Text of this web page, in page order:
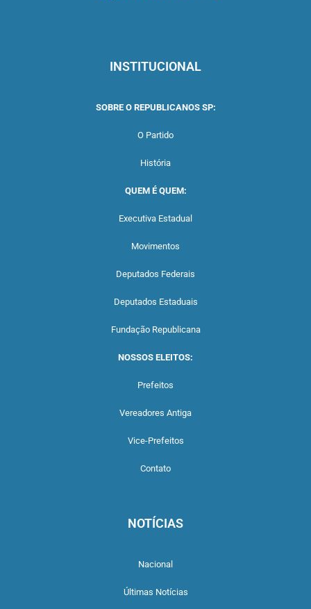
INSTITUCIONAL
SOBRE O REPUBLICANOS SP:
O Partido
História
QUEM É QUEM:
Executiva Estadual
Movimentos
Deputados Federais
Deputados Estaduais
Fundação Republicana
NOSSOS ELEITOS:
Prefeitos
Vereadores Antiga
Vice-Prefeitos
Contato
NOTÍCIAS
Nacional
Últimas Notícias